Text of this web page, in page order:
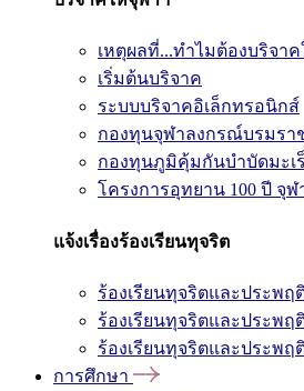
เหตุผลที่...ทำไมต้องบริจา
เริ่มต้นบริจาค
ระบบบริจาคอิเล็กทรอนิกส์
กองทุนจุฬาลงกรณ์บรมรา
กองทุนภูมิคุ้มกันบำบัดมะเ
โครงการอุทยาน 100 ปี จุ
แจ้งเรื่องร้องเรียนทุจริต
ร้องเรียนทุจริตและประพฤ
ร้องเรียนทุจริตและประพฤ
ร้องเรียนทุจริตและประพฤ
การศึกษา